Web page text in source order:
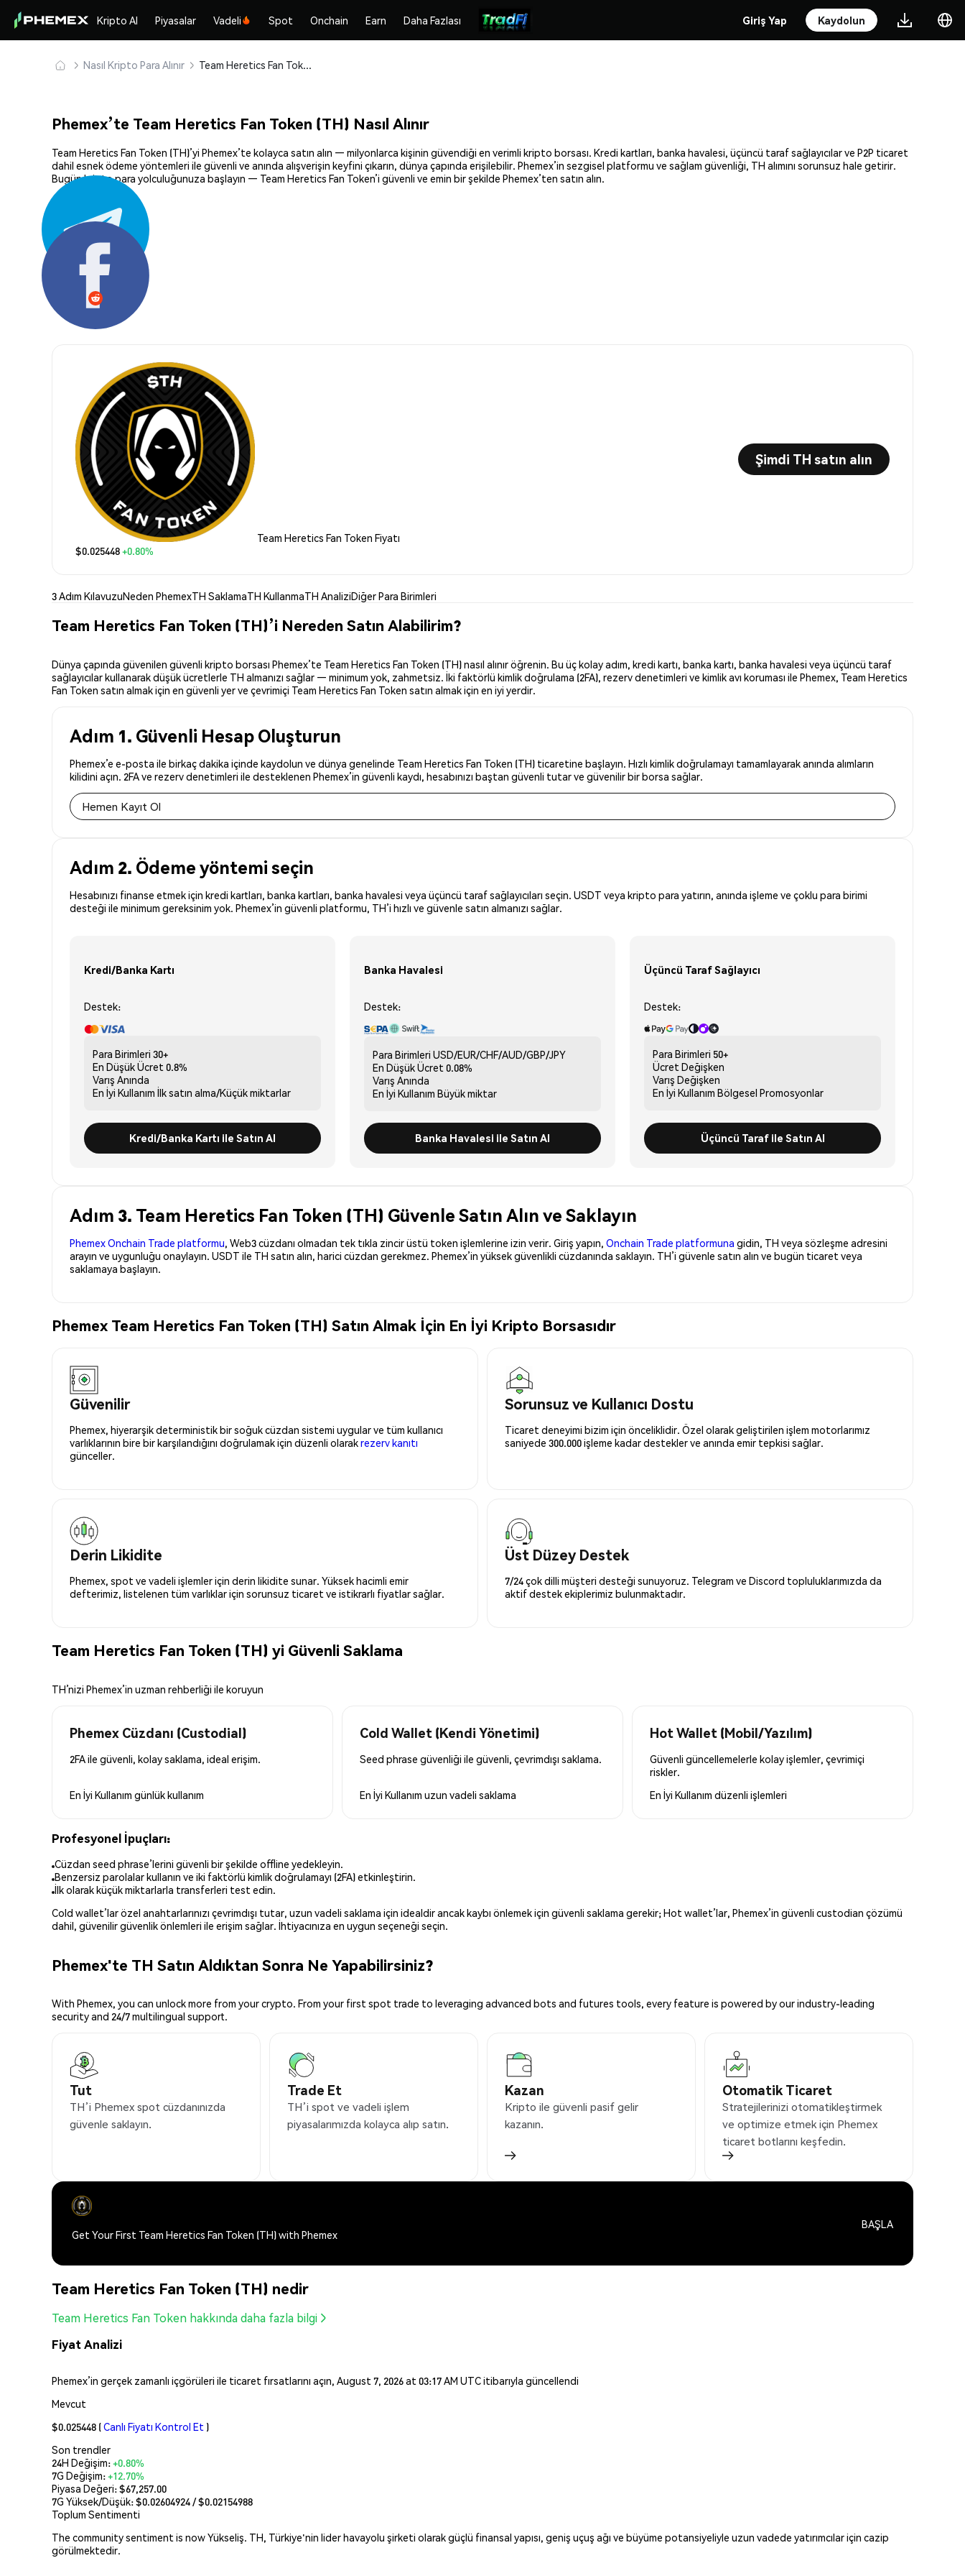
Kripto Al Piyasalar Vadeli Spot Onchain Earn Daha Fazlası Giriş Yap Kaydolun
Nasıl Kripto Para Alınır Team Heretics Fan Token (TH) Güvenle Satın Alın ve Saklayın
Phemex’te Team Heretics Fan Token (TH) Nasıl Alınır
Team Heretics Fan Token (TH)’yi Phemex’te kolayca satın alın — milyonlarca kişinin güvendiği en verimli kripto borsası. Kredi kartları, banka havalesi, üçüncü taraf sağlayıcılar ve P2P ticaret
dahil esnek ödeme yöntemleri ile güvenli ve anında alışverişin keyfini çıkarın, dünya çapında erişilebilir. Phemex’in sezgisel platformu ve sağlam güvenliği, TH alımını sorunsuz hale getirir.
Bugün kripto para yolculuğunuza başlayın — Team Heretics Fan Token’i güvenli ve emin bir şekilde Phemex’ten satın alın.
Team Heretics Fan Token Fiyatı
$0.025448+0.80%
Şimdi TH satın alın
3 Adım KılavuzuNeden PhemexTH SaklamaTH KullanmaTH AnaliziDiğer Para Birimleri
Team Heretics Fan Token (TH)’i Nereden Satın Alabilirim?
Dünya çapında güvenilen güvenli kripto borsası Phemex’te Team Heretics Fan Token (TH) nasıl alınır öğrenin. Bu üç kolay adım, kredi kartı, banka kartı, banka havalesi veya üçüncü taraf
sağlayıcılar kullanarak düşük ücretlerle TH almanızı sağlar — minimum yok, zahmetsiz. İki faktörlü kimlik doğrulama (2FA), rezerv denetimleri ve kimlik avı koruması ile Phemex, Team Heretics
Fan Token satın almak için en güvenli yer ve çevrimiçi Team Heretics Fan Token satın almak için en iyi yerdir.
Adım 1. Güvenli Hesap Oluşturun
Phemex’e e-posta ile birkaç dakika içinde kaydolun ve dünya genelinde Team Heretics Fan Token (TH) ticaretine başlayın. Hızlı kimlik doğrulamayı tamamlayarak anında alımların
kilidini açın. 2FA ve rezerv denetimleri ile desteklenen Phemex’in güvenli kaydı, hesabınızı baştan güvenli tutar ve güvenilir bir borsa sağlar.
Hemen Kayıt Ol
Adım 2. Ödeme yöntemi seçin
Hesabınızı finanse etmek için kredi kartları, banka kartları, banka havalesi veya üçüncü taraf sağlayıcıları seçin. USDT veya kripto para yatırın, anında işleme ve çoklu para birimi
desteği ile minimum gereksinim yok. Phemex’in güvenli platformu, TH’i hızlı ve güvenle satın almanızı sağlar.
Kredi/Banka Kartı
Destek:
Para Birimleri 30+
En Düşük Ücret 0.8%
Varış Anında
En İyi Kullanım İlk satın alma/Küçük miktarlar
Kredi/Banka Kartı ile Satın Al
Banka Havalesi
Destek:
Para Birimleri USD/EUR/CHF/AUD/GBP/JPY
En Düşük Ücret 0.08%
Varış Anında
En İyi Kullanım Büyük miktar
Banka Havalesi ile Satın Al
Üçüncü Taraf Sağlayıcı
Destek:
Para Birimleri 50+
Ücret Değişken
Varış Değişken
En İyi Kullanım Bölgesel Promosyonlar
Üçüncü Taraf ile Satın Al
Adım 3. Team Heretics Fan Token (TH) Güvenle Satın Alın ve Saklayın
Phemex Onchain Trade platformu, Web3 cüzdanı olmadan tek tıkla zincir üstü token işlemlerine izin verir. Giriş yapın, Onchain Trade platformuna gidin, TH veya sözleşme adresini
arayın ve uygunluğu onaylayın. USDT ile TH satın alın, harici cüzdan gerekmez. Phemex’in yüksek güvenlikli cüzdanında saklayın. TH’i güvenle satın alın ve bugün ticaret veya
saklamaya başlayın.
Phemex Team Heretics Fan Token (TH) Satın Almak İçin En İyi Kripto Borsasıdır
Güvenilir
Phemex, hiyerarşik deterministik bir soğuk cüzdan sistemi uygular ve tüm kullanıcı
varlıklarının bire bir karşılandığını doğrulamak için düzenli olarakrezerv kanıtı
günceller.
Sorunsuz ve Kullanıcı Dostu
Ticaret deneyimi bizim için önceliklidir. Özel olarak geliştirilen işlem motorlarımız
saniyede 300.000 işleme kadar destekler ve anında emir tepkisi sağlar.
Derin Likidite
Phemex, spot ve vadeli işlemler için derin likidite sunar. Yüksek hacimli emir
defterimiz, listelenen tüm varlıklar için sorunsuz ticaret ve istikrarlı fiyatlar sağlar.
Üst Düzey Destek
7/24 çok dilli müşteri desteği sunuyoruz. Telegram ve Discord topluluklarımızda da
aktif destek ekiplerimiz bulunmaktadır.
Team Heretics Fan Token (TH) yi Güvenli Saklama
TH’nizi Phemex’in uzman rehberliği ile koruyun
Phemex Cüzdanı (Custodial)
2FA ile güvenli, kolay saklama, ideal erişim.
En İyi Kullanım günlük kullanım
Cold Wallet (Kendi Yönetimi)
Seed phrase güvenliği ile güvenli, çevrimdışı saklama.
En İyi Kullanım uzun vadeli saklama
Hot Wallet (Mobil/Yazılım)
Güvenli güncellemelerle kolay işlemler, çevrimiçi
riskler.
En İyi Kullanım düzenli işlemleri
Profesyonel İpuçları:
Cüzdan seed phrase’lerini güvenli bir şekilde offline yedekleyin.
Benzersiz parolalar kullanın ve iki faktörlü kimlik doğrulamayı (2FA) etkinleştirin.
İlk olarak küçük miktarlarla transferleri test edin.
Cold wallet’lar özel anahtarlarınızı çevrimdışı tutar, uzun vadeli saklama için idealdir ancak kaybı önlemek için güvenli saklama gerekir; Hot wallet’lar, Phemex’in güvenli custodian çözümü
dahil, güvenilir güvenlik önlemleri ile erişim sağlar. İhtiyacınıza en uygun seçeneği seçin.
Phemex'te TH Satın Aldıktan Sonra Ne Yapabilirsiniz?
With Phemex, you can unlock more from your crypto. From your first spot trade to leveraging advanced bots and futures tools, every feature is powered by our industry-leading
security and 24/7 multilingual support.
Tut
TH’i Phemex spot cüzdanınızda
güvenle saklayın.
Trade Et
TH’i spot ve vadeli işlem
piyasalarımızda kolayca alıp satın.
Kazan
Kripto ile güvenli pasif gelir
kazanın.
Otomatik Ticaret
Stratejilerinizi otomatikleştirmek
ve optimize etmek için Phemex
ticaret botlarını keşfedin.
Get Your First Team Heretics Fan Token (TH) with Phemex
BAŞLA
Team Heretics Fan Token (TH) nedir
Team Heretics Fan Token hakkında daha fazla bilgi
Fiyat Analizi
Phemex’in gerçek zamanlı içgörüleri ile ticaret fırsatlarını açın, August 7, 2026 at 03:17 AM UTC itibarıyla güncellendi
Mevcut
$0.025448 (Canlı Fiyatı Kontrol Et )
Son trendler
24H Değişim:+0.80%
7G Değişim:+12.70%
Piyasa Değeri:$67,257.00
7G Yüksek/Düşük: $0.02604924/ $0.02154988
Toplum Sentimenti
The community sentiment is now Yükseliş. TH, Türkiye'nin lider havayolu şirketi olarak güçlü finansal yapısı, geniş uçuş ağı ve büyüme potansiyeliyle uzun vadede yatırımcılar için cazip
görülmektedir.